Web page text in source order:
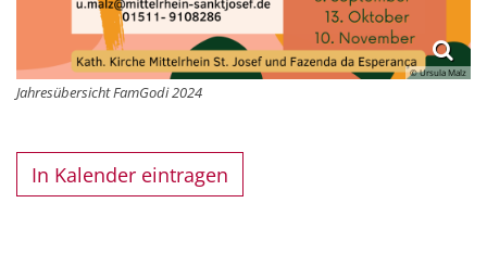
© Ursula Malz
Jahresübersicht FamGodi 2024
In Kalender eintragen